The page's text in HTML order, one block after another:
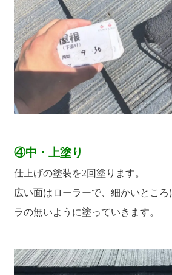
④中・上塗り
仕上げの塗装を2回塗ります。
広い面はローラーで、細かいとこ
ラの無いように塗っていきます。